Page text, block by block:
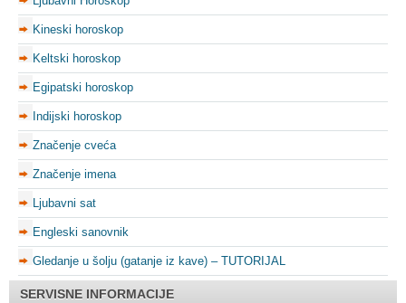
Kineski horoskop
Keltski horoskop
Egipatski horoskop
Indijski horoskop
Značenje cveća
Značenje imena
Ljubavni sat
Engleski sanovnik
Gledanje u šolju (gatanje iz kave) – TUTORIJAL
SERVISNE INFORMACIJE